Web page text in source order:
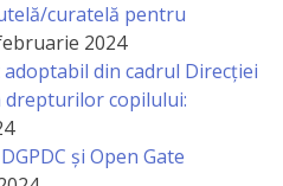
curatelă pentru
2024
din cadrul Direcției
copilului:
și Open Gate